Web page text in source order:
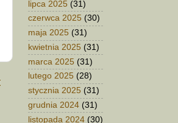
lipca 2025 (31)
czerwca 2025 (30)
maja 2025 (31)
kwietnia 2025 (31)
marca 2025 (31)
lutego 2025 (28)
stycznia 2025 (31)
grudnia 2024 (31)
listopada 2024 (30)